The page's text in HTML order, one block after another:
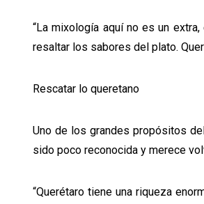
“La mixología aquí no es un
resaltar los sabores del plato.
Rescatar lo queretano
Uno de los grandes propósitos
sido poco reconocida y merece
“Querétaro tiene una riqueza